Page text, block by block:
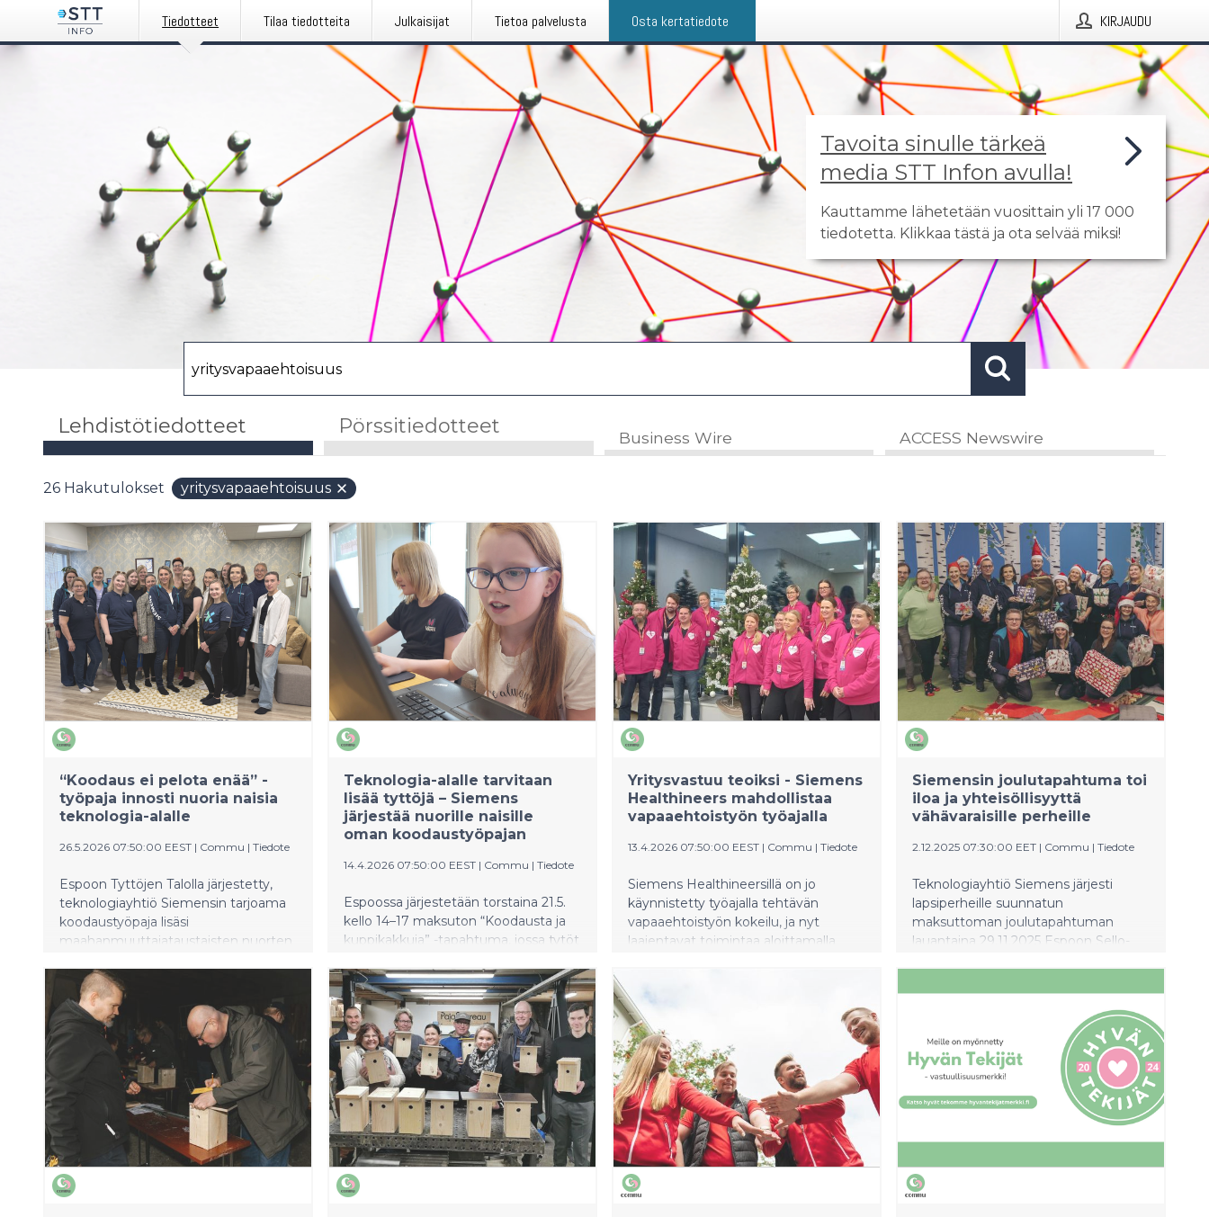
Tiedotteet Tilaa tiedotteita Julkaisijat Tietoa palvelusta Osta kertatiedote KIRJAUDU
Tavoita sinulle tärkeä
media STT Infon avulla!
Kauttamme lähetetään vuosittain yli 17 000
tiedotetta. Klikkaa tästä ja ota selvää miksi!
Lehdistötiedotteet Pörssitiedotteet Business Wire ACCESS Newswire
26 Hakutulokset yritysvapaaehtoisuus
“Koodaus ei pelota enää” -
työpaja innosti nuoria naisia
teknologia-alalle
26.5.2026 07:50:00 EEST | Commu | Tiedote
Espoon Tyttöjen Talolla järjestetty,
teknologiayhtiö Siemensin tarjoama
koodaustyöpaja lisäsi
maahanmuuttajataustaisten nuorten
kohtaan. 88 prosenttia osallistujista
kertoo koodaamisen kiinnostavan
heitä nyt enemmän kuin ennen
tapahtumaa.
Teknologia-alalle tarvitaan
lisää tyttöjä – Siemens
järjestää nuorille naisille
oman koodaustyöpajan
14.4.2026 07:50:00 EEST | Commu | Tiedote
Espoossa järjestetään torstaina 21.5.
kello 14–17 maksuton “Koodausta ja
kuppikakkuja” -tapahtuma, jossa tytöt
tutustumaan koodaamiseen
rennossa ja kannustavassa
ympäristössä. Tapahtuma pidetään
Espoon Tyttöjen Talolla.
Yritysvastuu teoiksi - Siemens
Healthineers mahdollistaa
vapaaehtoistyön työajalla
13.4.2026 07:50:00 EEST | Commu | Tiedote
Siemens Healthineersillä on jo
käynnistetty työajalla tehtävän
vapaaehtoistyön kokeilu, ja nyt
laajentavat toimintaa aloittamalla
vapaaehtoistyö osaksi työntekijöiden
arkea. Yhteistyö tarjoaa konkreettisia
mahdollisuuksia osallistua
yhteiskunnalliseen hyvään työajalla ja
vahvistaa samalla työn
merkityksellisyyttä, yhteisöllisyyttä ja
yrityksen vastuullisuustyötä.
Siemensin joulutapahtuma toi
iloa ja yhteisöllisyyttä
vähävaraisille perheille
2.12.2025 07:30:00 EET | Commu | Tiedote
Teknologiayhtiö Siemens järjesti
lapsiperheille suunnatun
maksuttoman joulutapahtuman
lauantaina 29.11.2025 Espoon Sello-
kiireiden keskellä ja nauttimaan
Tapahtuma toteutettiin yhteistyössä
auttamisen sovellus Commun kanssa,
jonka kautta apua tarvitsevat perheet
löydettiin.